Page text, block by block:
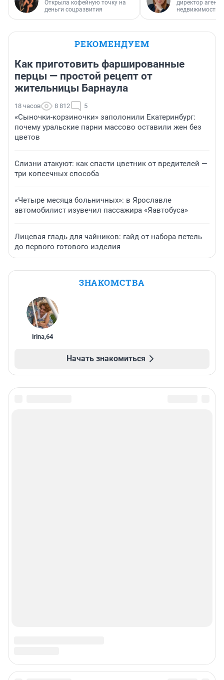
Открыла кофейную точку на
деньги соцразвития
директор
недвижимости
РЕКОМЕНДУЕМ
Как приготовить фаршированные
перцы — простой рецепт от
жительницы Барнаула
18 часов 8 812 5
«Сыночки-корзиночки» заполонили Екатеринбург:
почему уральские парни массово оставили жен без
цветов
Слизни атакуют: как спасти цветник от вредителей —
три копеечных способа
«Четыре месяца больничных»: в Ярославле
автомобилист изувечил пассажира «Яавтобуса»
Лицевая гладь для чайников: гайд от набора петель
до первого готового изделия
ЗНАКОМСТВА
irina,64
Начать знакомиться